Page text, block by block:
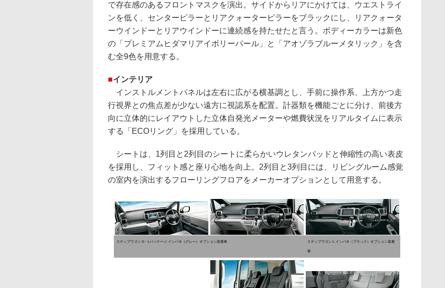
で存在感のあるフロントマスクを演出。サイドからリアにかけては、ウエストライ
ンを低く、センターピラーとリアクォーターピラーをブラックにし、リアクォータ
ーウインドーとリアウインドーに連続感を持たせたと言う。ボディーカラーは新色
の「プレミアムヒダマリアイボリーパール」と「アオゾラブルーメタリック」を含
む全9色を用意する。
■インテリア
インストルメントパネルは左右に広がる横基調とし、手前に操作系、上方かつ走
行視界との焦点差が少ない遠方に視認系を配置。計器類を機能ごとに分け、前後方
向に立体的にレイアウトした立体自発光メーターや燃費状況をリアルタイムに表示
する「ECOリング」を採用している。
シートは、1列目と2列目のシートに柔らかいウレタンパッドと伸縮性の高い表皮
を採用し、フィット感と座り心地を向上。2列目と3列目には、リビングルーム感覚
の室内を演出するフローリングフロアをメーカーオプションとして用意する。
ステップワゴン G・Lパッケージ インパネ（グレー）オプション装着車 ステップワゴン L インパネ（ブラック）オプション装着
車